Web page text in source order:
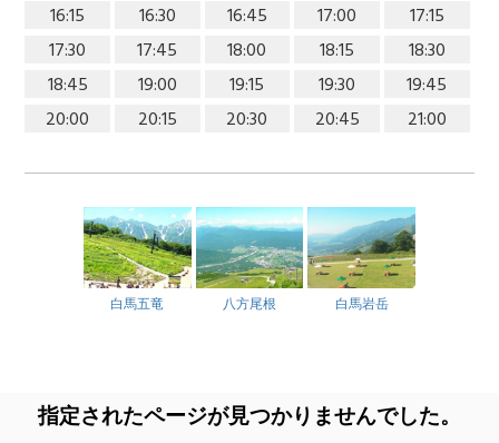
16:15
16:30 16:45 17:00
17:15
17:30
17:45 18:00 18:15
18:30
18:45
19:00 19:15 19:30
19:45
20:00
20:15 20:30 20:45 21:00
白馬五竜 八方尾根 白馬岩岳